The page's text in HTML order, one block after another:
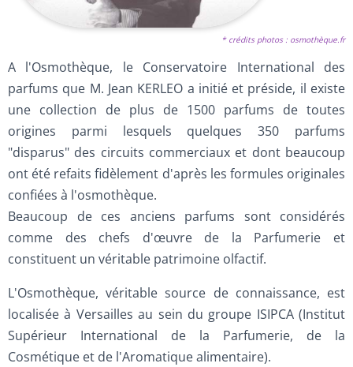
* crédits photos : osmothèque.fr
A l'Osmothèque, le Conservatoire International des
parfums que M. Jean KERLEO a initié et préside, il existe
une collection de plus de 1500 parfums de toutes
origines parmi lesquels quelques 350 parfums
"disparus" des circuits commerciaux et dont beaucoup
ont été refaits fidèlement d'après les formules originales
confiées à l'osmothèque.
Beaucoup de ces anciens parfums sont considérés
comme des chefs d'œuvre de la Parfumerie et
constituent un véritable patrimoine olfactif.
L'Osmothèque, véritable source de connaissance, est
localisée à Versailles au sein du groupe ISIPCA (Institut
Supérieur International de la Parfumerie, de la
Cosmétique et de l'Aromatique alimentaire).